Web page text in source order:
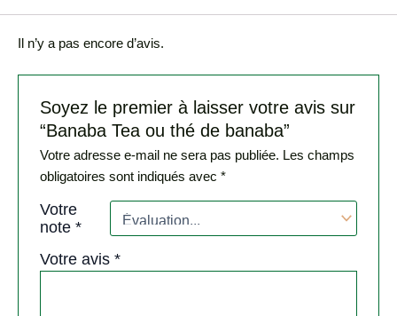
Il n’y a pas encore d’avis.
Soyez le premier à laisser votre avis sur
“Banaba Tea ou thé de banaba”
Votre adresse e-mail ne sera pas publiée. Les champs
obligatoires sont indiqués avec*
Votre
note*
Votre avis*